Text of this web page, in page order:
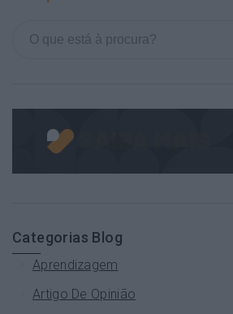
Categorias Blog
Aprendizagem
Artigo De Opinião